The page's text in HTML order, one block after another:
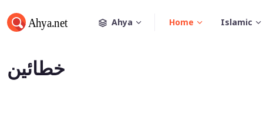
Ahya Home Islamic
خطائين